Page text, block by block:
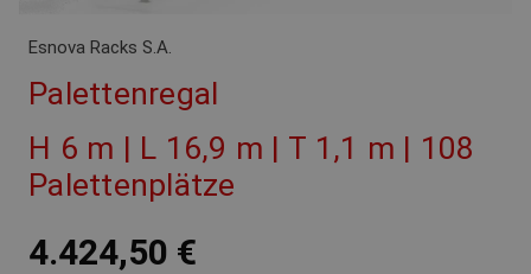
Esnova Racks S.A.
Palettenregal
H 6 m | L 16,9 m | T 1,1 m | 108
Palettenplätze
4.424,50 €